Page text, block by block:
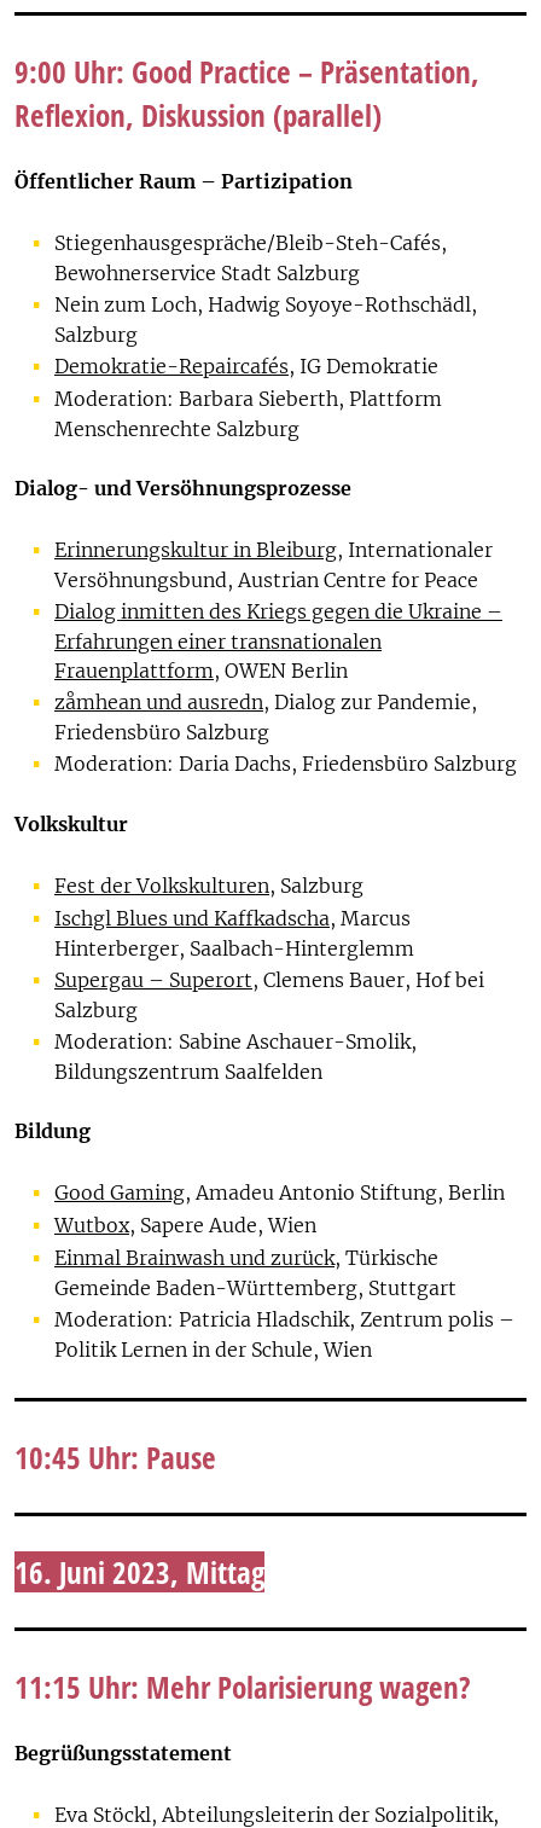
9:00 Uhr: Good Practice – Präsentation,
Reflexion, Diskussion (parallel)
Öffentlicher Raum – Partizipation
Stiegenhausgespräche/Bleib-Steh-Cafés,
Bewohnerservice Stadt Salzburg
Nein zum Loch, Hadwig Soyoye-Rothschädl,
Salzburg
Demokratie-Repaircafés, IG Demokratie
Moderation: Barbara Sieberth, Plattform
Menschenrechte Salzburg
Dialog- und Versöhnungsprozesse
Erinnerungskultur in Bleiburg, Internationaler
Versöhnungsbund, Austrian Centre for Peace
Dialog inmitten des Kriegs gegen die Ukraine –
Erfahrungen einer transnationalen
Frauenplattform, OWEN Berlin
zåmhean und ausredn, Dialog zur Pandemie,
Friedensbüro Salzburg
Moderation: Daria Dachs, Friedensbüro Salzburg
Volkskultur
Fest der Volkskulturen, Salzburg
Ischgl Blues und Kaffkadscha, Marcus
Hinterberger, Saalbach-Hinterglemm
Supergau – Superort, Clemens Bauer, Hof bei
Salzburg
Moderation: Sabine Aschauer-Smolik,
Bildungszentrum Saalfelden
Bildung
Good Gaming, Amadeu Antonio Stiftung, Berlin
Wutbox, Sapere Aude, Wien
Einmal Brainwash und zurück, Türkische
Gemeinde Baden-Württemberg, Stuttgart
Moderation: Patricia Hladschik, Zentrum polis –
Politik Lernen in der Schule, Wien
10:45 Uhr: Pause
16. Juni 2023, Mittag
11:15 Uhr: Mehr Polarisierung wagen?
Begrüßungsstatement
Eva Stöckl, Abteilungsleiterin der Sozialpolitik,